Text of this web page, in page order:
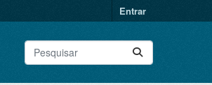
Entrar